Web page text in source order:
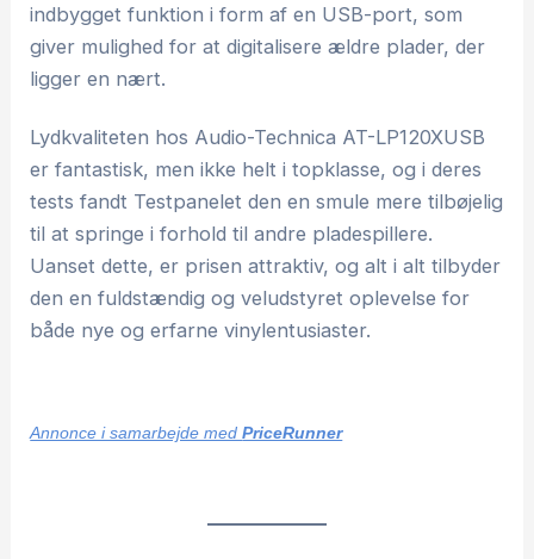
indbygget funktion i form af en USB-port, som
giver mulighed for at digitalisere ældre plader, der
ligger en nært.
Lydkvaliteten hos Audio-Technica AT-LP120XUSB
er fantastisk, men ikke helt i topklasse, og i deres
tests fandt Testpanelet den en smule mere tilbøjelig
til at springe i forhold til andre pladespillere.
Uanset dette, er prisen attraktiv, og alt i alt tilbyder
den en fuldstændig og veludstyret oplevelse for
både nye og erfarne vinylentusiaster.
Annonce i samarbejde medPriceRunner